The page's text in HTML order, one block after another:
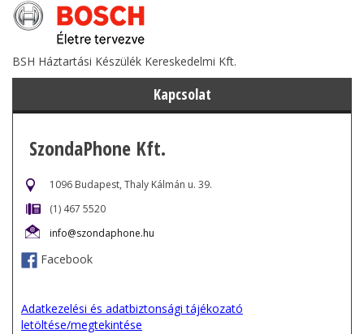
BSH Háztartási Készülék Kereskedelmi Kft.
Kapcsolat
SzondaPhone Kft.
1096 Budapest, Thaly Kálmán u. 39.
(1) 467 5520
info@szondaphone.hu
Facebook
Adatkezelési és adatbiztonsági tájékozató
letöltése/megtekintése